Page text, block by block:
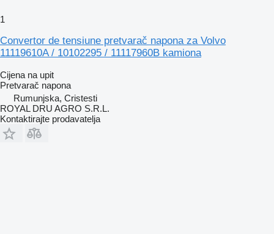
1
Convertor de tensiune pretvarač napona za Volvo
11119610A / 10102295 / 11117960B kamiona
Cijena na upit
Pretvarač napona
Rumunjska, Cristesti
ROYAL DRU AGRO S.R.L.
Kontaktirajte prodavatelja